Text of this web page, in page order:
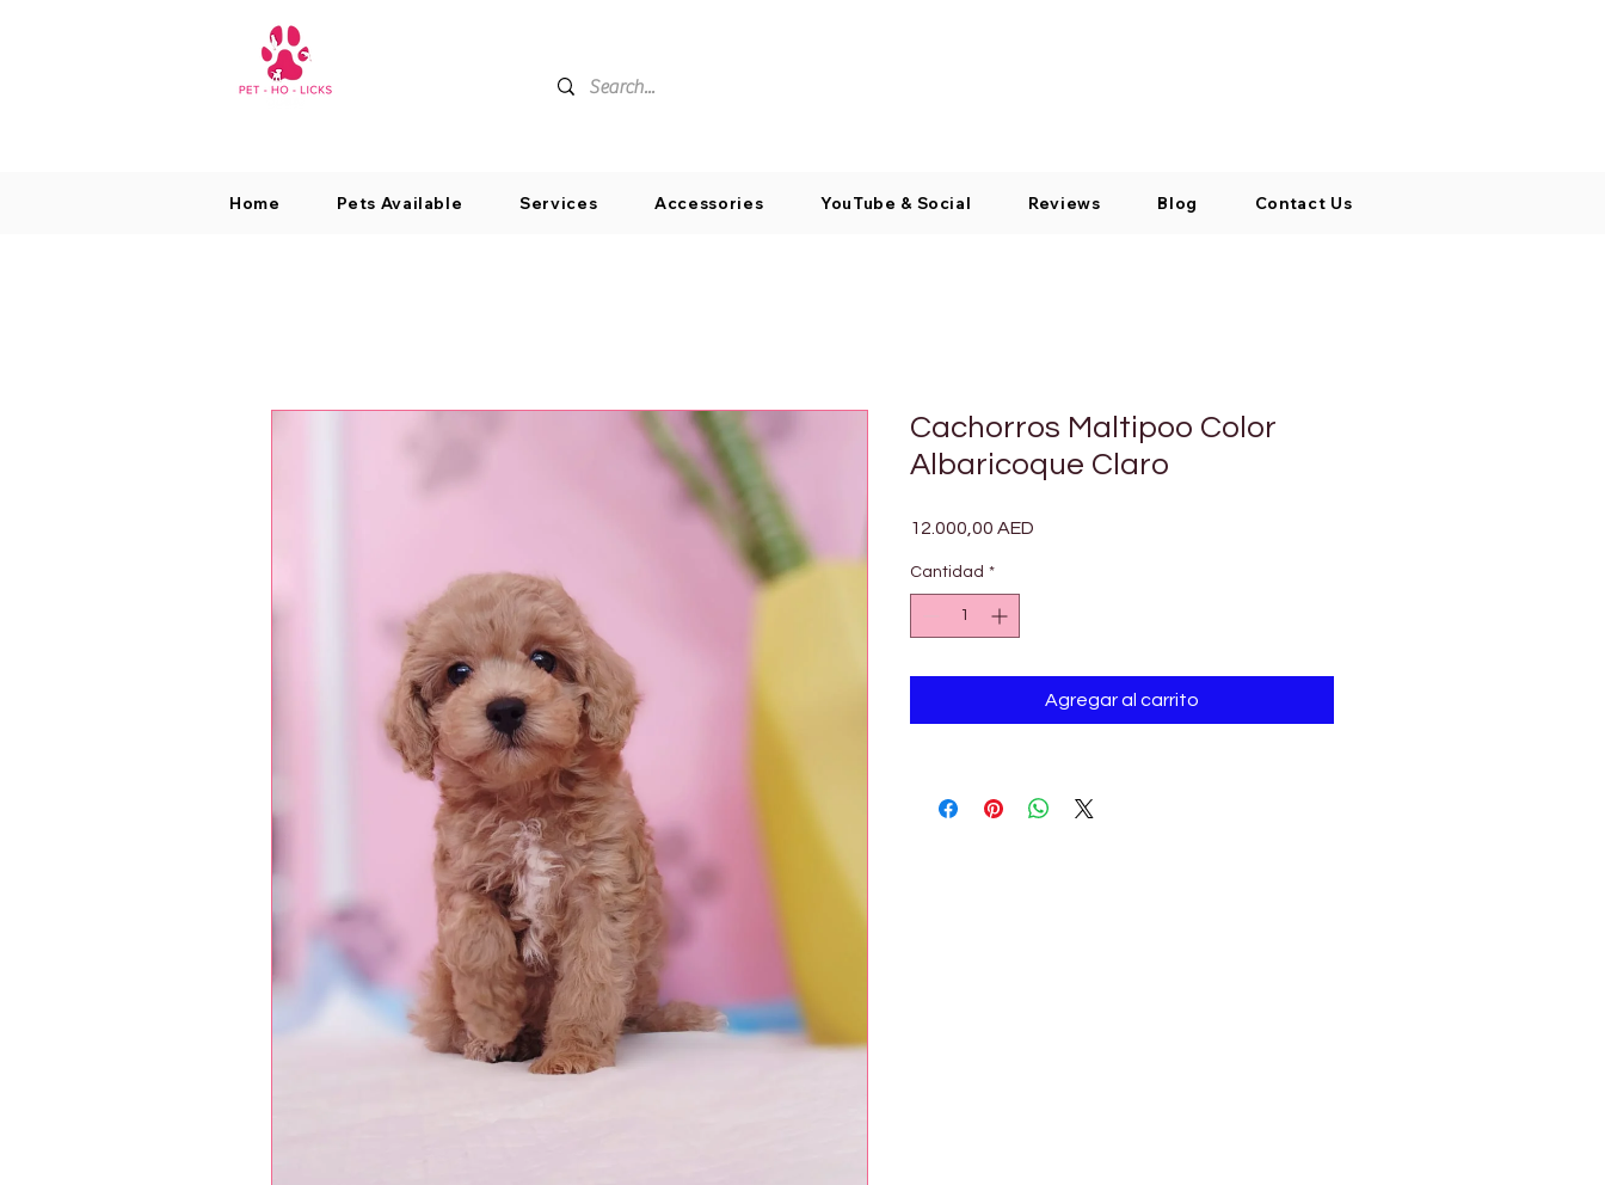
Home Pets Available Services Accessories YouTube & Social Reviews Blog Contact Us
Cachorros Maltipoo Color
Albaricoque Claro
12.000,00 AED
Cantidad *
Agregar al carrito